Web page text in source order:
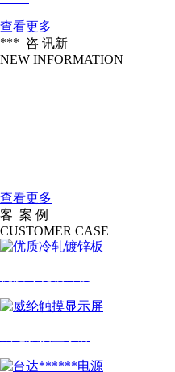
查看更多
***
新
咨 讯
NEW INFORMATION
查看更多
客 案 例
CUSTOMER CASE